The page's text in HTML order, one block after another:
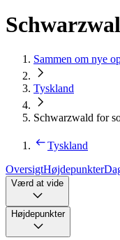
Sammen om nye
Tyskland
Schwarzwald for
Tyskland
OversigtHøjdepunkter
Værd at vide
Højdepunkter